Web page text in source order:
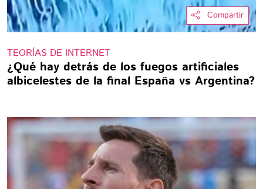
Compartir
TEORÍAS DE INTERNET
¿Qué hay detrás de los fuegos artificiales
albicelestes de la final España vs Argentina?